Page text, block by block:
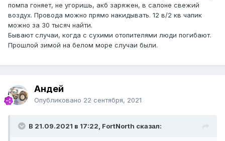
помпа гоняет, не угоришь, акб заряжен, в салоне свежий
воздух. Провода можно прямо накидывать. 12 в/2 кв чапик
можно за 30 тысяч найти.
Бывают случаи, когда с сухими отопителями люди погибают.
Прошлой зимой на белом море случаи были.
Андей
Опубликовано 22 сентября, 2021
В 21.09.2021 в 17:22, FоrtNorth сказал: